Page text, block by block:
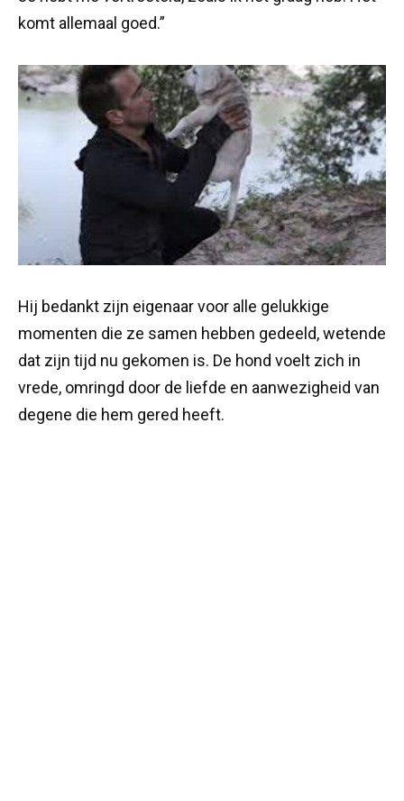
komt allemaal goed.”
Hij bedankt zijn eigenaar voor alle gelukkige
momenten die ze samen hebben gedeeld, wetende
dat zijn tijd nu gekomen is. De hond voelt zich in
vrede, omringd door de liefde en aanwezigheid van
degene die hem gered heeft.